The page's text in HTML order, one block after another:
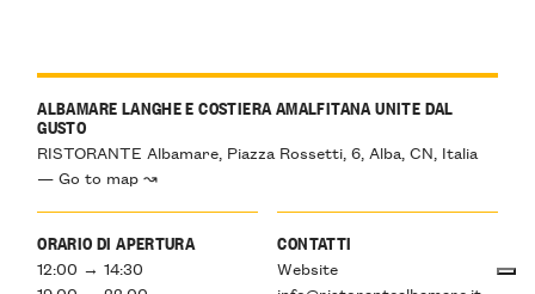
ALBAMARE LANGHE E COSTIERA AMALFITANA UNITE DAL
GUSTO
RISTORANTE Albamare, Piazza Rossetti, 6, Alba, CN, Italia
— Go to map ↝
ORARIO DI APERTURA
12:00 → 14:30
CONTATTI
Website